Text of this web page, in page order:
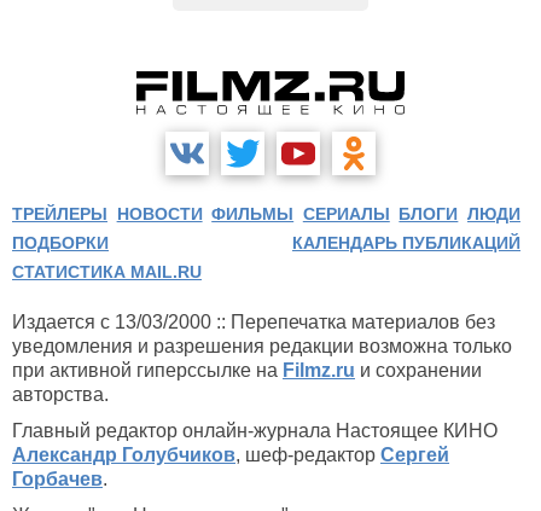
ТРЕЙЛЕРЫ НОВОСТИ ФИЛЬМЫ СЕРИАЛЫ БЛОГИ ЛЮДИ
ПОДБОРКИ
КАЛЕНДАРЬ ПУБЛИКАЦИЙ
СТАТИСТИКА MAIL.RU
Издается с 13/03/2000 :: Перепечатка материалов без
уведомления и разрешения редакции возможна только
при активной гиперссылке на Filmz.ru и сохранении
авторства.
Главный редактор онлайн-журнала Настоящее КИНО
Александр Голубчиков, шеф-редактор Сергей
Горбачев.